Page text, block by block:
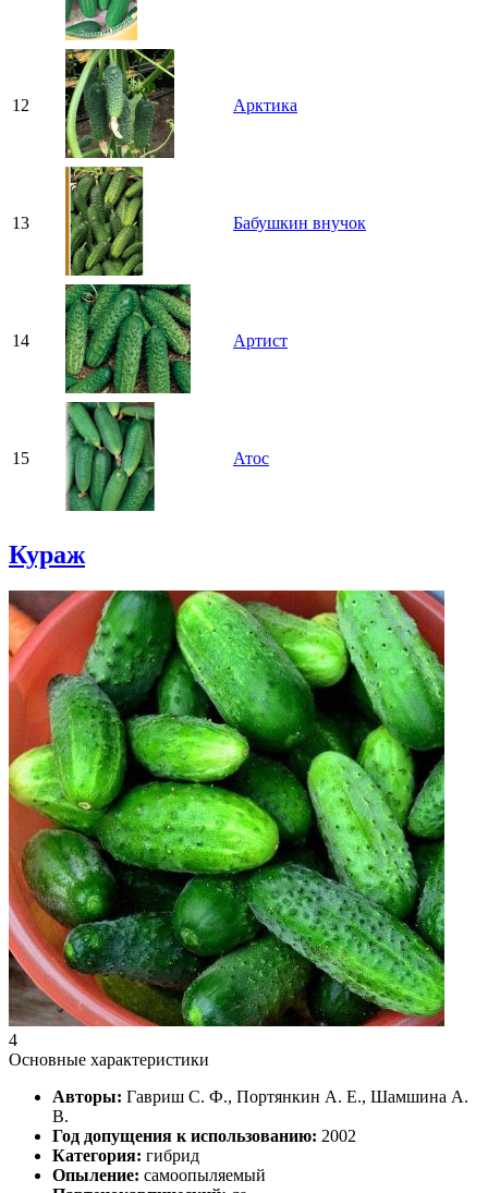
12 Арктика
13 Бабушкин внучок
14 Артист
15 Атос
Кураж
4
Основные характеристики
Авторы: Гавриш С. Ф., Портянкин А. Е., Шамшина А.
В.
Год допущения к использованию: 2002
Категория: гибрид
Опыление: самоопыляемый